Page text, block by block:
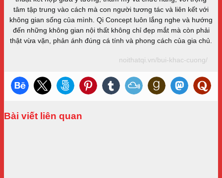
tâm tập trung vào cách mà con người tương tác và liên kết với
không gian sống của mình. Qi Concept luôn lắng nghe và hướng
đến những không gian nội thất không chỉ đẹp mắt mà còn phải
thật vừa vặn, phản ánh đúng cá tính và phong cách của gia chủ.
noithatqi.vn/bui-khac-cuong/
Bài viết liên quan